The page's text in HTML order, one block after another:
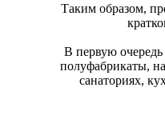
Таким образом,
В первую
полуфабрикаты,
санаториях,